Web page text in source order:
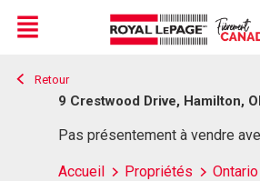
Live
En Direct
Menu
Retour
9 Crestwood Drive, Hamilton,
Pas présentement à vendre
Accueil Propriétés Ontario